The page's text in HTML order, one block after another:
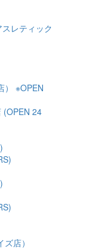
レティック
） ※OPEN
(OPEN 24
店）